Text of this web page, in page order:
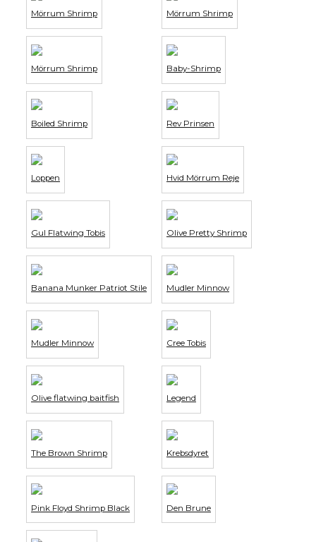
Mörrum Shrimp Mörrum Shrimp
Mörrum Shrimp Baby-Shrimp
Boiled Shrimp Rev Prinsen
Loppen Hvid Mörrum Reje
Gul Flatwing Tobis Olive Pretty Shrimp
Banana Munker Patriot Stile Mudler Minnow
Mudler Minnow Cree Tobis
Olive flatwing baitfish Legend
The Brown Shrimp Krebsdyret
Pink Floyd Shrimp Black Den Brune